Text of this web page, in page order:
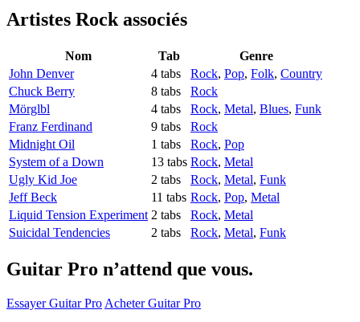
Artistes Rockassociés
Nom Tab
Genre
John Denver
4 tabs Rock, Pop, Folk, Country
Chuck Berry
8 tabs
Rock
Mörglbl
4 tabs Rock, Metal, Blues, Funk
Franz Ferdinand
9 tabs
Rock
Midnight Oil
1 tabs Rock, Pop
System of a Down
13 tabs Rock, Metal
Ugly Kid Joe
2 tabs Rock, Metal, Funk
Jeff Beck
11 tabs Rock, Pop, Metal
Liquid Tension Experiment 2 tabs Rock, Metal
Suicidal Tendencies
2 tabs Rock, Metal, Funk
Guitar Pro n’attend que vous.
Essayer Guitar Pro Acheter Guitar Pro